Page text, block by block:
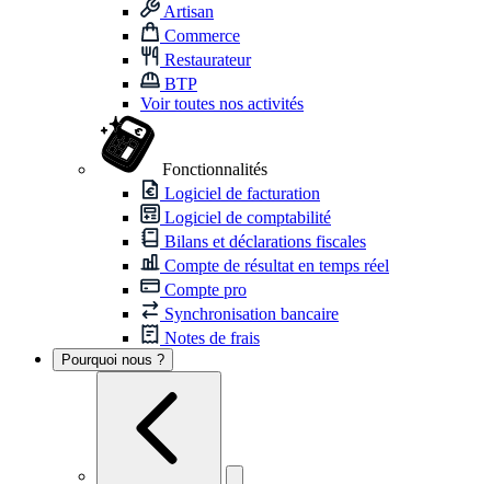
Artisan
Commerce
Restaurateur
BTP
Voir toutes nos activités
Fonctionnalités
Logiciel de facturation
Logiciel de comptabilité
Bilans et déclarations fiscales
Compte de résultat en temps réel
Compte pro
Synchronisation bancaire
Notes de frais
Pourquoi nous ?